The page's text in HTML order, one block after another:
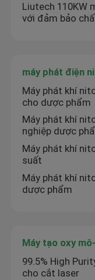
Liutech 110KW
với đảm bảo
máy phát điện
Máy phát khí
cho dược phẩm
Máy phát khí
nghiệp dược
Máy phát khí
suất
Máy phát khí
dược phẩm
Máy tạo oxy
99.5% High
cho cắt laser